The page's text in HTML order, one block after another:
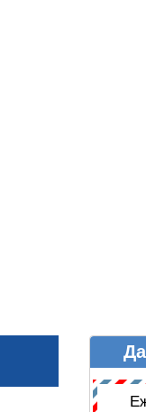
ДАЙДЖЕСТ